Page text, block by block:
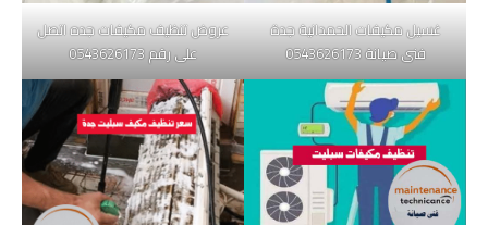
غسيل مكيفات الحمدانية جدة
فنى صيانة 0543626173
عروض تنظيف مكيفات جده اتصل
على رقم 0543626173